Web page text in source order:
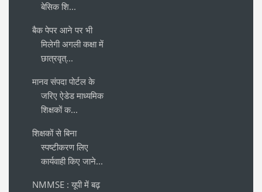
बेसिक शि...
बैक पेपर आने पर भी
मिलेगी अगली कक्षा में
छात्रवृत्...
मानव संपदा पोर्टल के
जरिए ऐडेड माध्यमिक
शिक्षकों क...
शिक्षकों से बिना
स्पष्टीकरण लिए
कार्यवाही किए जाने...
NMMSE : यूपी में बढ़